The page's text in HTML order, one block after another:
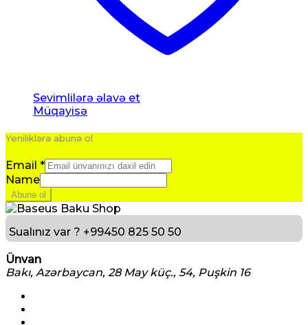
Sevimlilərə əlavə et
Müqayisə
Yeniliklərə abunə ol
Email *
Name
Abunə ol
Sualınız var ? +99450 825 50 50
Ünvan
Bakı, Azərbaycan, 28 May küç., 54, Puşkin 16